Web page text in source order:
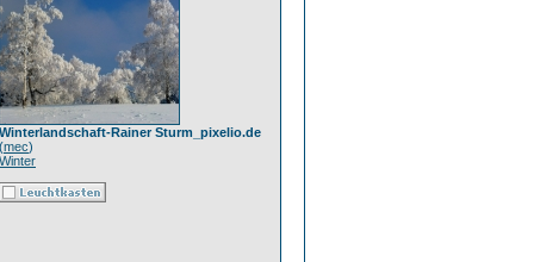
Winterlandschaft-Rainer Sturm_pixelio.de
(mec)
Winter